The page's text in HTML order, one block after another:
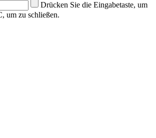
Drücken Sie die Eingabetaste, um
um zu schließen.